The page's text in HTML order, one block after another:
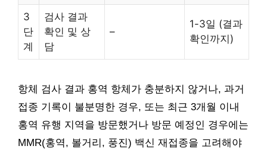
3
단
계
검사 결과
확인 및 상
담
–
1-3일 (결과
확인까지)
항체 검사 결과 홍역 항체가 충분하지 않거나, 과거
접종 기록이 불분명한 경우, 또는 최근 3개월 이내
홍역 유행 지역을 방문했거나 방문 예정인 경우에는
MMR(홍역, 볼거리, 풍진) 백신 재접종을 고려해야